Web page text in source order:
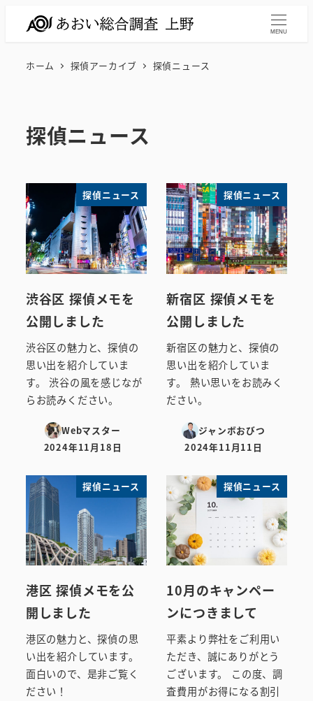
MENU
ホーム 探偵アーカイブ 探偵ニュース
探偵ニュース
探偵ニュース
渋谷区 探偵メモを
公開しました
渋谷区の魅力と、探偵の
思い出を紹介していま
す。 渋谷の風を感じなが
らお読みください。
Webマスター
投稿日
2024年11月18日
探偵ニュース
新宿区 探偵メモを
公開しました
新宿区の魅力と、探偵の
思い出を紹介していま
す。 熱い思いをお読みく
ださい。
ジャンボおびつ
投稿日
2024年11月11日
探偵ニュース
港区 探偵メモを公
開しました
港区の魅力と、探偵の思
い出を紹介しています。
面白いので、是非ご覧く
ださい！
探偵ニュース
10月のキャンペー
ンにつきまして
平素より弊社をご利用い
ただき、誠にありがとう
ございます。 この度、調
査費用がお得になる割引